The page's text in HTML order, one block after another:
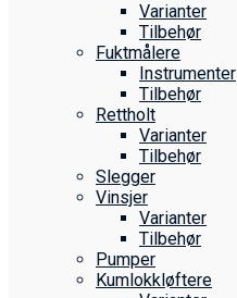
Varianter
Tilbehør
Fuktmålere
Instrumenter
Tilbehør
Rettholt
Varianter
Tilbehør
Slegger
Vinsjer
Varianter
Tilbehør
Pumper
Kumlokkløftere